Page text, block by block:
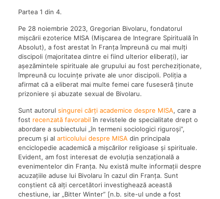
Partea 1 din 4.
Pe 28 noiembrie 2023, Gregorian Bivolaru, fondatorul
mișcării ezoterice MISA (Mișcarea de Integrare Spirituală în
Absolut), a fost arestat în Franța împreună cu mai mulți
discipoli (majoritatea dintre ei fiind ulterior eliberați), iar
așezămintele spirituale ale grupului au fost percheziționate,
împreună cu locuințe private ale unor discipoli. Poliția a
afirmat că a eliberat mai multe femei care fuseseră ținute
prizoniere și abuzate sexual de Bivolaru.
Sunt autorul singurei cărți academice despre MISA, care a
fost recenzată favorabil în revistele de specialitate drept o
abordare a subiectului „în termeni sociologici riguroși”,
precum și al articolului despre MISA din principala
enciclopedie academică a mișcărilor religioase și spirituale.
Evident, am fost interesat de evoluția senzațională a
evenimentelor din Franța. Nu există multe informații despre
acuzațiile aduse lui Bivolaru în cazul din Franța. Sunt
conștient că alți cercetători investighează această
chestiune, iar „Bitter Winter” [n.b. site-ul unde a fost